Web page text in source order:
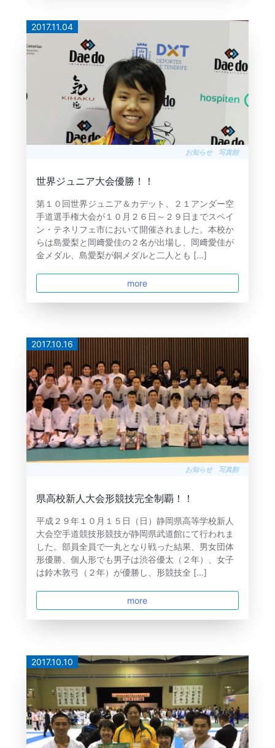
2017.11.04
お知らせ 写真館
世界ジュニア大会優勝！！
第１０回世界ジュニア＆カデット、２１アンダー空
手道選手権大会が１０月２６日～２９日までスペイ
ン・テネリフェ市において開催されました。本校か
らは島愛梨と岡﨑愛佳の２名が出場し、岡﨑愛佳が
金メダル、島愛梨が銅メダルと二人とも […]
more
2017.10.16
お知らせ 写真館
県高校新人大会形競技完全制覇！！
平成２９年１０月１５日（日）静岡県高等学校新人
大会空手道競技形競技が静岡県武道館にて行われま
した。部員全員で一丸となり戦った結果、男女団体
形優勝、個人形でも男子は渋谷優太（２年）、女子
は鈴木敦弓（２年）が優勝し、形競技全 […]
more
2017.10.10